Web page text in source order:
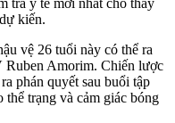
tra y tế mới nhất cho thấy
kiến.
vệ 26 tuổi này có thể ra
Ruben Amorim. Chiến lược
phán quyết sau buổi tập
trạng và cảm giác bóng